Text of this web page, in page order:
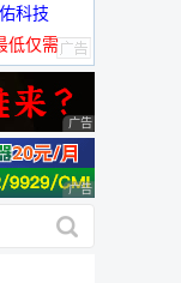
科技
低仅需
广告 商业广告，理
广告 商业广告，理